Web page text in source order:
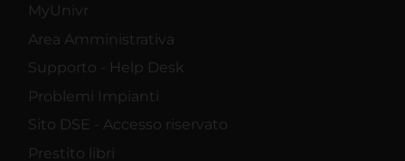
MyUnivr
Area Amministrativa
Supporto - Help Desk
Problemi Impianti
Sito DSE - Accesso riservato
Prestito libri